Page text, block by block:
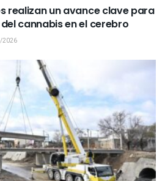
realizan un avance clave para
cannabis en el cerebro
2026